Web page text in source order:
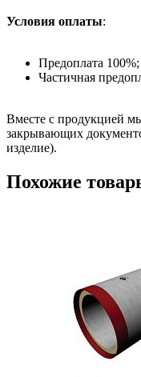
Условия оплаты:
Предоплата 100%;
Частичная
Вместе с продукцией
закрывающих
изделие).
Похожие